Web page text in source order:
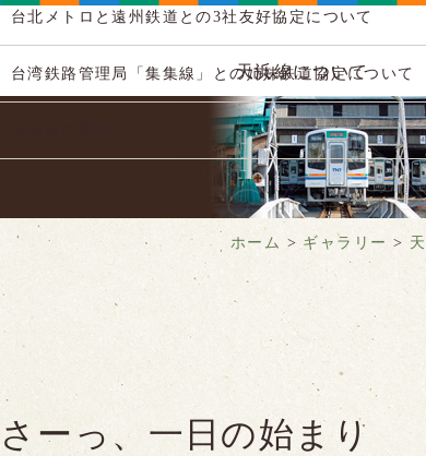
天浜線について
ホーム > ギャラリー >
さーっ、一日の始まり
台北メトロと遠州鉄道との3社友好協定について
台湾鉄路管理局「集集線」との姉妹鉄道協定について